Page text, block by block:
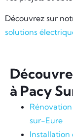
Découvrez sur
solutions
à Pacy
sur-Eure
Installation